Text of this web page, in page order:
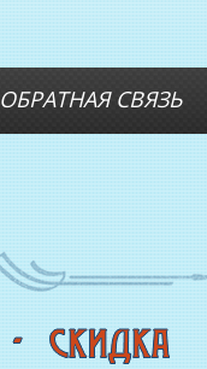
ОБРАТНАЯ СВЯЗЬ